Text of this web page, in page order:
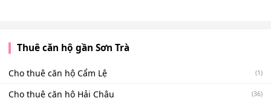
Thuê căn hộ gần Sơn Trà
Cho thuê căn hộ Cẩm Lệ (1)
Cho thuê căn hộ Hải Châu (36)